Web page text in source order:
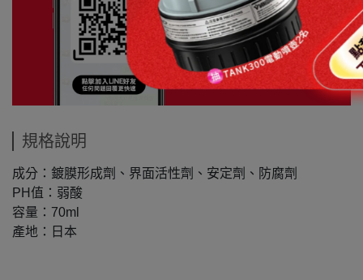
規格說明
成分：鍍膜形成劑、界面活性劑、安定劑、防腐劑
PH值：弱酸
容量：70ml
產地：日本